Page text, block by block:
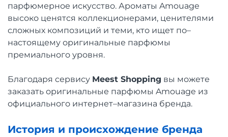
парфюмерное искусство. Ароматы Amouage
высоко ценятся коллекционерами, ценителями
сложных композиций и теми, кто ищет по–
настоящему оригинальные парфюмы
премиального уровня.
Благодаря сервису Meest Shopping вы можете
заказать оригинальные парфюмы Amouage из
официального интернет–магазина бренда.
История и происхождение бренда